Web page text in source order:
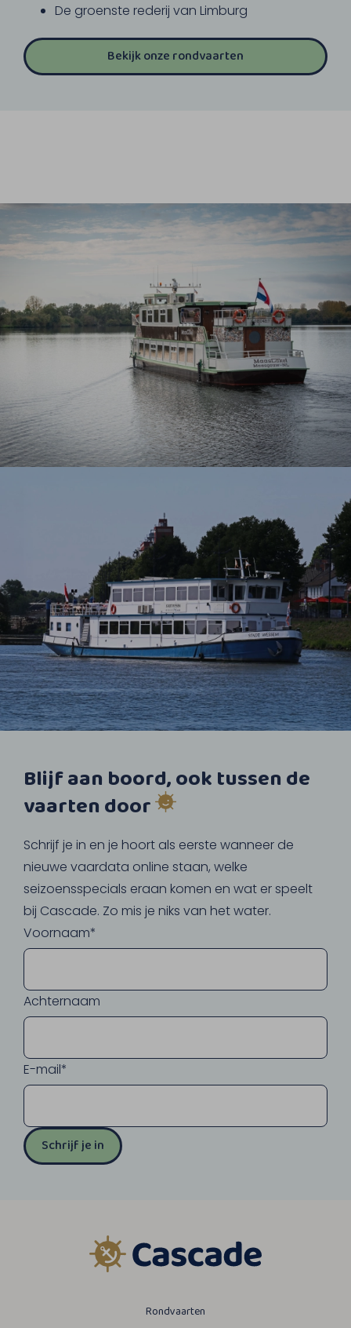
De groenste rederij van Limburg
Bekijk onze rondvaarten
Blijf aan boord, ook tussen de
vaarten door
Schrijf je in en je hoort als eerste wanneer de
nieuwe vaardata online staan, welke
seizoensspecials eraan komen en wat er speelt
bij Cascade. Zo mis je niks van het water.
Voornaam*
Achternaam
E-mail*
Schrijf je in
Rondvaarten